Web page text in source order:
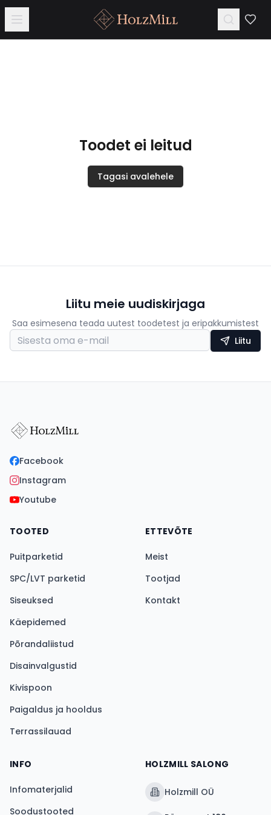
Toodet ei leitud
Tagasi avalehele
Liitu meie uudiskirjaga
Saa esimesena teada uutest toodetest ja eripakkumistest
Liitu
Facebook
Instagram
Youtube
TOOTED
Puitparketid
SPC/LVT parketid
Siseuksed
Käepidemed
Põrandaliistud
Disainvalgustid
Kivispoon
Paigaldus ja hooldus
Terrassilauad
ETTEVÕTE
Meist
Tootjad
Kontakt
INFO
Infomaterjalid
Soodustooted
HOLZMILL SALONG
Holzmill OÜ